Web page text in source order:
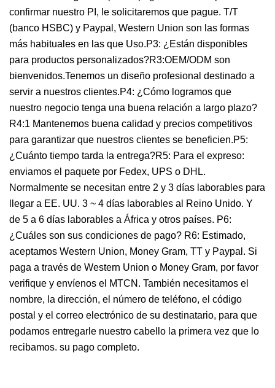
confirmar nuestro PI, le solicitaremos que pague. T/T
(banco HSBC) y Paypal, Western Union son las formas
más habituales en las que Uso.P3: ¿Están disponibles
para productos personalizados?R3:OEM/ODM son
bienvenidos.Tenemos un diseño profesional destinado a
servir a nuestros clientes.P4: ¿Cómo logramos que
nuestro negocio tenga una buena relación a largo plazo?
R4:1 Mantenemos buena calidad y precios competitivos
para garantizar que nuestros clientes se beneficien.P5:
¿Cuánto tiempo tarda la entrega?R5: Para el expreso:
enviamos el paquete por Fedex, UPS o DHL.
Normalmente se necesitan entre 2 y 3 días laborables para
llegar a EE. UU. 3 ~ 4 días laborables al Reino Unido. Y
de 5 a 6 días laborables a África y otros países. P6:
¿Cuáles son sus condiciones de pago? R6: Estimado,
aceptamos Western Union, Money Gram, TT y Paypal. Si
paga a través de Western Union o Money Gram, por favor
verifique y envíenos el MTCN. También necesitamos el
nombre, la dirección, el número de teléfono, el código
postal y el correo electrónico de su destinatario, para que
podamos entregarle nuestro cabello la primera vez que lo
recibamos. su pago completo.